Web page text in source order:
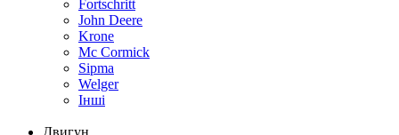
Fortschritt
John Deere
Krone
Mc Cormick
Sipma
Welger
Інші
Двигун